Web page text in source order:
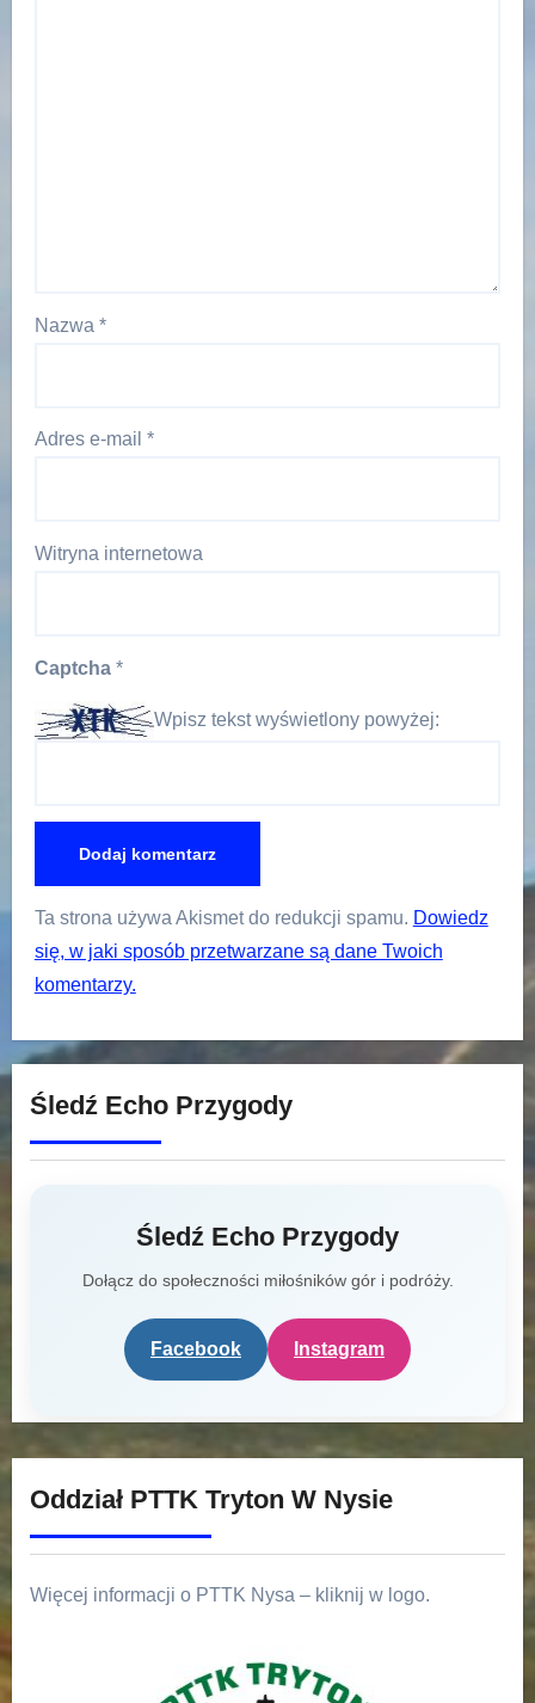
Nazwa *
Adres e-mail *
Witryna internetowa
Captcha *
Wpisz tekst wyświetlony powyżej:
Ta strona używa Akismet do redukcji spamu. Dowiedz
się, w jaki sposób przetwarzane są dane Twoich
komentarzy.
Śledź Echo Przygody
Śledź Echo Przygody
Dołącz do społeczności miłośników gór i podróży.
Facebook Instagram
Oddział PTTK Tryton W Nysie
Więcej informacji o PTTK Nysa – kliknij w logo.